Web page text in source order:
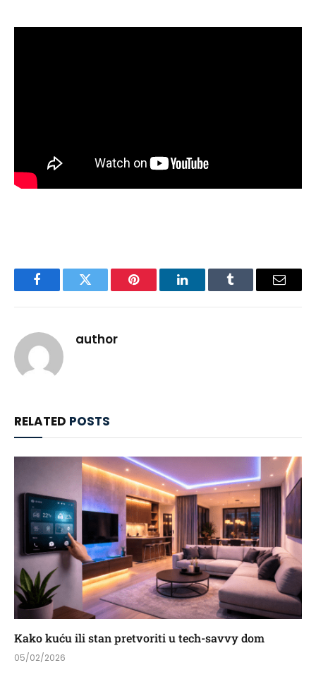
FacebookTwitter Pinterest LinkedInTumblr Email
author
RELATED POSTS
Kako kuću ili stan pretvoriti u tech-savvy dom
05/02/2026